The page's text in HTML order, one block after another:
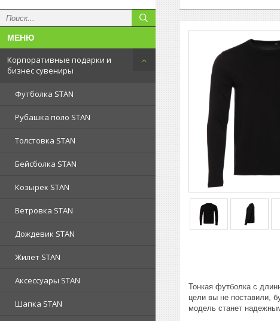
Корпоративные подарки и
бизнес сувениры
Футболка STAN
Рубашка поло STAN
Толстовка STAN
Бейсболка STAN
Козырек STAN
Ветровка STAN
Дождевик STAN
Жилет STAN
Аксессуары STAN
Шапка STAN
Тонкая футболка с
цели вы не поставили,
модель станет